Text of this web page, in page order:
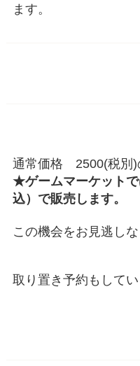
ます。
通常価格 2500(税別)
★ゲームマーケット
込）で販売します。
この機会をお見逃しな
取り置き予約もして